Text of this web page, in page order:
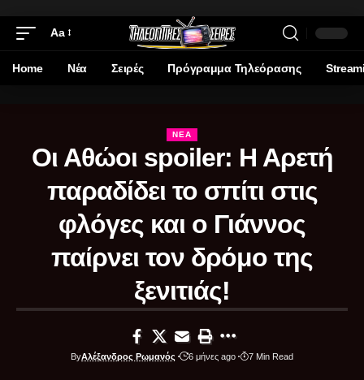
Aa
Home Νέα Σειρές Πρόγραμμα Τηλεόρασης
ΝΈΑ
Οι Αθώοι spoiler: Η Αρετή
παραδίδει το σπίτι στις
φλόγες και ο Γιάννος
παίρνει τον δρόμο της
ξενιτιάς!
ByΑλέξανδρος Ρωμανός 6 μήνες ago 7 Min Read